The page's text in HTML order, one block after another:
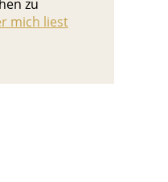
zu
mich liest